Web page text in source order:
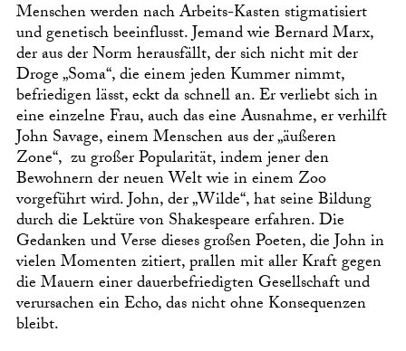
Menschen werden nach Arbeits-Kasten stigmatisiert
und genetisch beeinflusst. Jemand wie Bernard Marx,
der aus der Norm herausfällt, der sich nicht mit der
Droge „Soma“, die einem jeden Kummer nimmt,
befriedigen lässt, eckt da schnell an. Er verliebt sich in
eine einzelne Frau, auch das eine Ausnahme, er verhilft
John Savage, einem Menschen aus der „äußeren
Zone“, zu großer Popularität, indem jener den
Bewohnern der neuen Welt wie in einem Zoo
vorgeführt wird. John, der „Wilde“, hat seine Bildung
durch die Lektüre von Shakespeare erfahren. Die
Gedanken und Verse dieses großen Poeten, die John in
vielen Momenten zitiert, prallen mit aller Kraft gegen
die Mauern einer dauerbefriedigten Gesellschaft und
verursachen ein Echo, das nicht ohne Konsequenzen
bleibt.